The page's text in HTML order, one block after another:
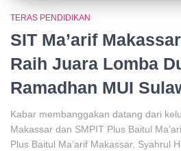
TERAS PENDIDIKAN
SIT Ma’arif
Raih Juara Lomba
Ramadhan MUI
Kabar membanggakan datang dari
Makassar dan SMPIT Plus Baitul
Plus Baitul Ma’arif Makassar, Syahrul